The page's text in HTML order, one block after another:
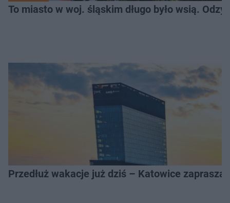
To miasto w woj. śląskim długo było wsią.
Przedłuż wakacje już dziś – Katowice